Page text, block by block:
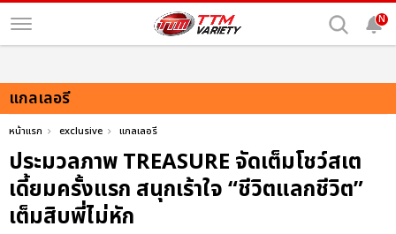
N
แกลเลอรี
หน้าแรก exclusive แกลเลอรี
ประมวลภาพ TREASURE จัดเต็มโชว์สเต
เดี้ยมครั้งแรก สนุกเร้าใจ “ชีวิตแลกชีวิต”
เต็มสิบพี่ไม่หัก